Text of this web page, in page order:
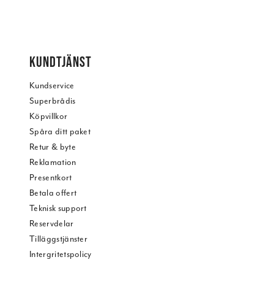
KUNDTJÄNST
Kundservice
Superbrådis
Köpvillkor
Spåra ditt paket
Retur & byte
Reklamation
Presentkort
Betala offert
Teknisk support
Reservdelar
Tilläggstjänster
Intergritetspolicy